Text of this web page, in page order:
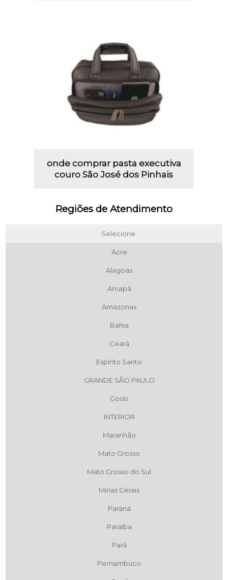
onde comprar pasta executiva
couro São José dos Pinhais
Regiões de Atendimento
Selecione:
Acre
Alagoas
Amapá
Amazonas
Bahia
Ceará
Espírito Santo
GRANDE SÃO PAULO
Goiás
INTERIOR
Maranhão
Mato Grosso
Mato Grosso do Sul
Minas Gerais
Paraná
Paraíba
Pará
Pernambuco